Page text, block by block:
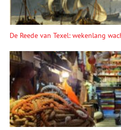
De Reede van Texel: wekenlang